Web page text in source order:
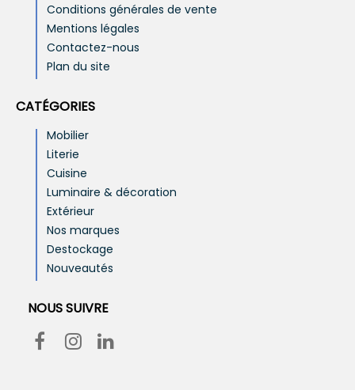
Conditions générales de vente
Mentions légales
Contactez-nous
Plan du site
CATÉGORIES
Mobilier
Literie
Cuisine
Luminaire & décoration
Extérieur
Nos marques
Destockage
Nouveautés
NOUS SUIVRE